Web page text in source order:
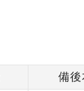
備後